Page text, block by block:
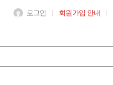
로그인 회원가입 안내